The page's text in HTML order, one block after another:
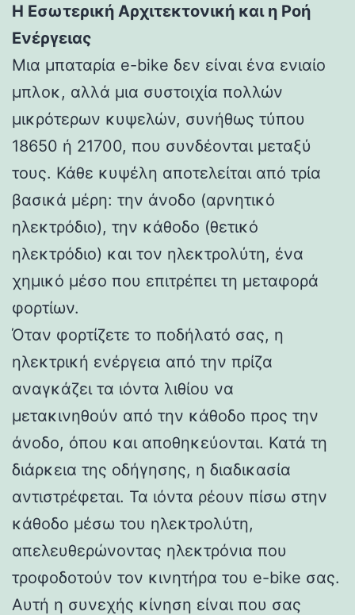
Η Εσωτερική Αρχιτεκτονική και η Ροή
Ενέργειας
Μια μπαταρία e-bike δεν είναι ένα ενιαίο
μπλοκ, αλλά μια συστοιχία πολλών
μικρότερων κυψελών, συνήθως τύπου
18650 ή 21700, που συνδέονται μεταξύ
τους. Κάθε κυψέλη αποτελείται από τρία
βασικά μέρη: την άνοδο (αρνητικό
ηλεκτρόδιο), την κάθοδο (θετικό
ηλεκτρόδιο) και τον ηλεκτρολύτη, ένα
χημικό μέσο που επιτρέπει τη μεταφορά
φορτίων.
Όταν φορτίζετε το ποδήλατό σας, η
ηλεκτρική ενέργεια από την πρίζα
αναγκάζει τα ιόντα λιθίου να
μετακινηθούν από την κάθοδο προς την
άνοδο, όπου και αποθηκεύονται. Κατά τη
διάρκεια της οδήγησης, η διαδικασία
αντιστρέφεται. Τα ιόντα ρέουν πίσω στην
κάθοδο μέσω του ηλεκτρολύτη,
απελευθερώνοντας ηλεκτρόνια που
τροφοδοτούν τον κινητήρα του e-bike σας.
Αυτή η συνεχής κίνηση είναι που σας